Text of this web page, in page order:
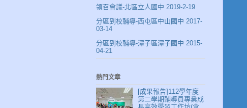
領召會議-北區立人國中 2019-2-19
分區到校輔導-西屯區中山國中 2017-
03-14
分區到校輔導-潭子區潭子國中 2015-
04-21
熱門文章
[成果報告]112學年度
第二學期輔導員專業成